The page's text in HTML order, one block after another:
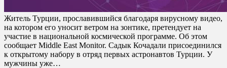
Житель Турции, прославившийся благодаря вирусному видео,
на котором его уносит ветром на зонтике, претендует на
участие в национальной космической программе. Об этом
сообщает Middle East Monitor. Садык Кочадали присоединился
к открытому набору в отряд первых астронавтов Турции. У
мужчины уже…